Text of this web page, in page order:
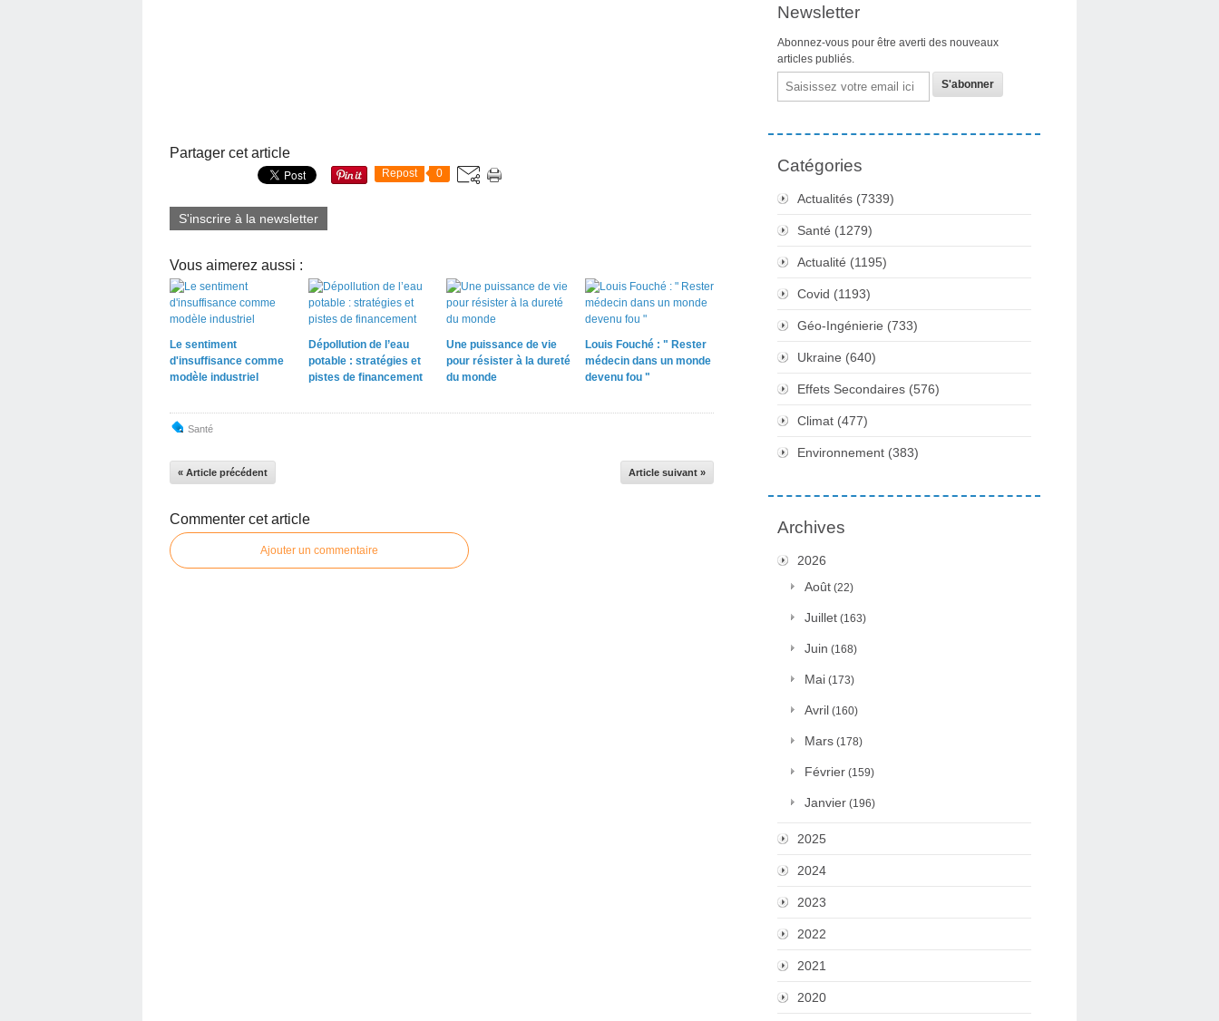
Partager cet article
Repost 0
S'inscrire à la newsletter
Vous aimerez aussi :
Le sentiment
d'insuffisance comme
modèle industriel
Dépollution de l’eau
potable : stratégies et
pistes de financement
Une puissance de vie
pour résister à la dureté
du monde
Louis Fouché : " Rester
médecin dans un monde
devenu fou "
Santé
« Article précédent Article suivant »
Commenter cet article
Ajouter un commentaire
Newsletter
Abonnez-vous pour être averti des nouveaux
articles publiés.
Email
Catégories
Actualités (7339)
Santé (1279)
Actualité (1195)
Covid (1193)
Géo-Ingénierie (733)
Ukraine (640)
Effets Secondaires (576)
Climat (477)
Environnement (383)
Archives
2026
Août (22)
Juillet (163)
Juin (168)
Mai (173)
Avril (160)
Mars (178)
Février (159)
Janvier (196)
2025
2024
2023
2022
2021
2020